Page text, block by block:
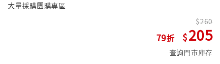
大量採購團購專區
79
260
205
查詢門市庫存